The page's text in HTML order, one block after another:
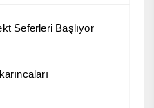
Seferleri Başlıyor